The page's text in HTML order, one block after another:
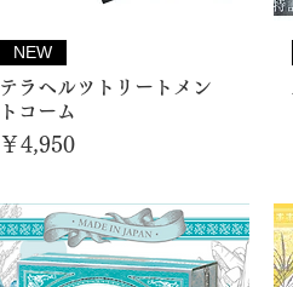
NEW
テラヘルツトリートメン
トコーム
価格
￥4,950